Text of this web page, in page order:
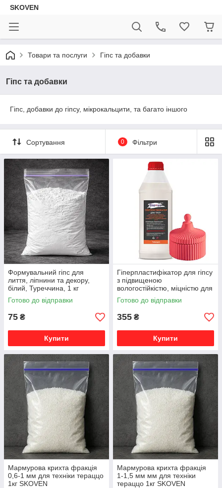
SKOVEN
Товари та послуги Гіпс та добавки
Гіпс та добавки
Гіпс, добавки до гіпсу, мікрокальцити, та багато іншого
Сортування 0 Фільтри
Формувальний гіпс для
лиття, ліпнини та декору,
білий, Туреччина, 1 кг
Готово до відправки
75 ₴
Купити
Гіперпластифікатор для гіпсу
з підвищеною
вологостійкістю, міцністю для
заливки форм, виготовлення
свічок кашпо, підставок 1 кг
Готово до відправки
355 ₴
Купити
Мармурова крихта фракція
0,6-1 мм для техніки тераццо
1кг SKOVEN
Мармурова крихта фракція
1-1,5 мм мм для техніки
тераццо 1кг SKOVEN